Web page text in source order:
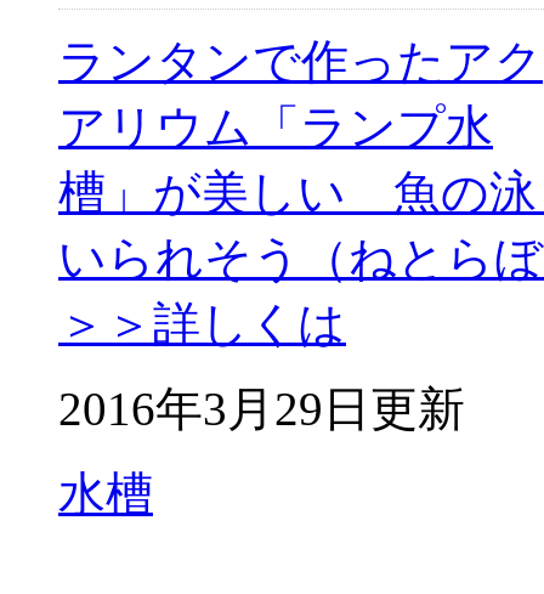
ランタンで作ったアク
アリウム「ランプ水
槽」が美しい 魚の泳
いられそう（ねとら
＞＞詳しくは
2016年3月29日更新
水槽